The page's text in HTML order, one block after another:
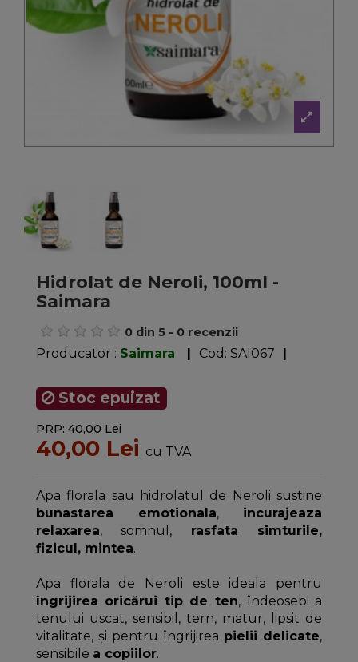
Hidrolat de Neroli, 100ml -
Saimara
0din 5- 0 recenzii
Producator : Saimara | Cod: SAI067 |
Stoc epuizat
PRP: 40,00 Lei
40,00 Lei cu TVA
Apa florala sau hidrolatul de Neroli sustine
bunastarea emotionala, incurajeaza
relaxarea, somnul, rasfata simturile,
fizicul, mintea.
Apa florala de Neroli este ideala pentru
îngrijirea oricărui tip de ten, îndeosebi a
tenului uscat, sensibil, tern, matur, lipsit de
vitalitate, și pentru îngrijirea pielii delicate,
sensibile a copiilor.